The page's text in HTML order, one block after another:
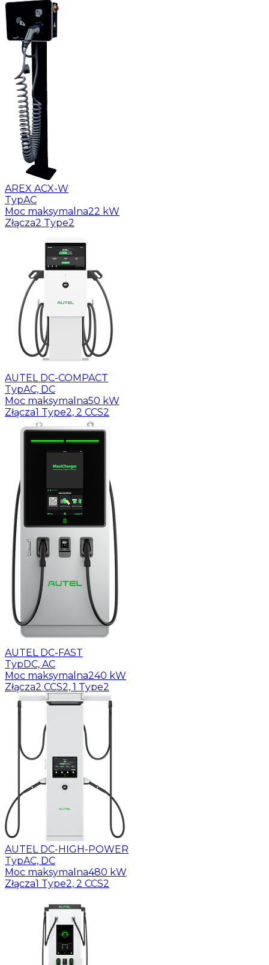
AREX ACX-W
TypAC
Moc maksymalna22 kW
Złącza2 Type2
AUTEL DC-COMPACT
TypAC, DC
Moc maksymalna50 kW
Złącza1 Type2, 2 CCS2
AUTEL DC-FAST
TypDC, AC
Moc maksymalna240 kW
Złącza2 CCS2, 1 Type2
AUTEL DC-HIGH-POWER
TypAC, DC
Moc maksymalna480 kW
Złącza1 Type2, 2 CCS2